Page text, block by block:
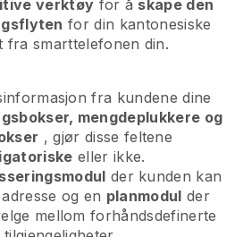
verktøy for å skape den
for din kantonesiske
fra smarttelefonen din.
fra kundene dine
mengdeplukkere og
, gjør disse feltene
eller ikke.
der kunden kan
og en planmodul der
mellom forhåndsdefinerte